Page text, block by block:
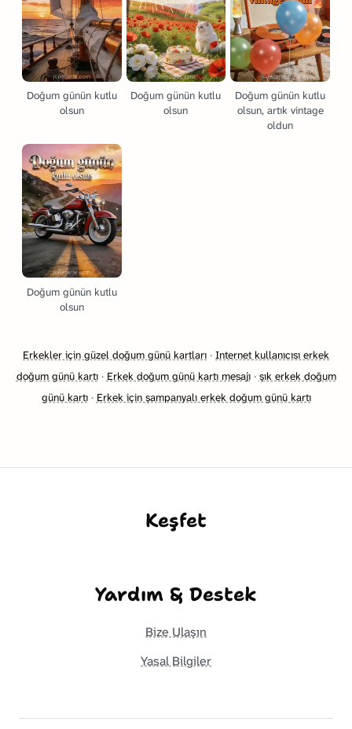
Doğum günün kutlu
olsun
Doğum günün kutlu
olsun
Doğum günün kutlu
olsun, artık vintage
oldun
Doğum günün kutlu
olsun
Erkekler için güzel doğum günü kartları · Internet kullanıcısı erkek
doğum günü kartı· Erkek doğum günü kartı mesajı· şık erkek doğum
günü kartı· Erkek için şampanyalı erkek doğum günü kartı
Keşfet
Yardım & Destek
Bize Ulaşın
Yasal Bilgiler